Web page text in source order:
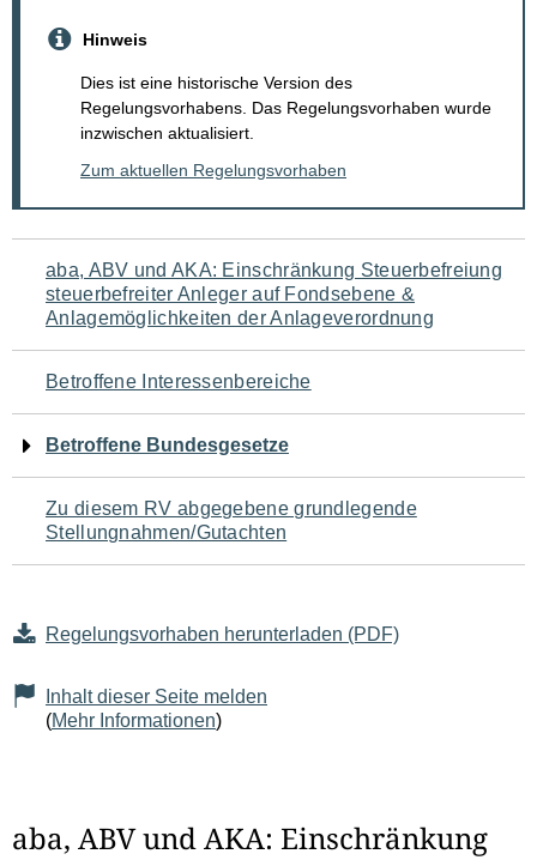
Hinweis
Dies ist eine historische Version des
Regelungsvorhabens. Das Regelungsvorhaben wurde
inzwischen aktualisiert.
Zum aktuellen Regelungsvorhaben
Navigation
für
den
Seiteninhalt
aba, ABV und AKA: Einschränkung Steuerbefreiung
steuerbefreiter Anleger auf Fondsebene &
Anlagemöglichkeiten der Anlageverordnung
Betroffene Interessenbereiche
Betroffene Bundesgesetze
Zu diesem RV abgegebene grundlegende
Stellungnahmen/Gutachten
Regelungsvorhaben herunterladen (PDF)
Inhalt dieser Seite melden
(Mehr Informationen)
aba, ABV und AKA: Einschränkung